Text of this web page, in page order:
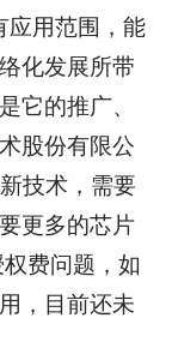
用范围，能
化发展所带
它的推广、
股份有限公
技术，需要
更多的芯片
费问题，如
，目前还未